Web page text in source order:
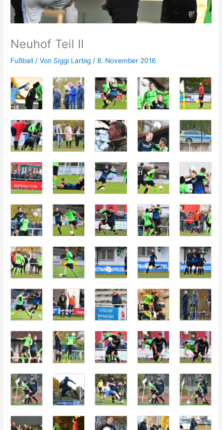
Neuhof Teil II
Fußball / Von Siggi Larbig /8. November 2016